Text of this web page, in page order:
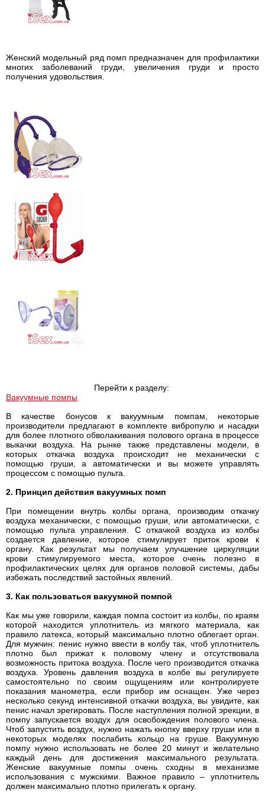
Женский модельный ряд помп предназначен для профилактики
многих заболеваний груди, увеличения груди и просто
получения удовольствия.
Перейти к разделу:
Вакуумные помпы
В качестве бонусов к вакуумным помпам, некоторые
производители предлагают в комплекте вибропулю и насадки
для более плотного обволакивания полового органа в процессе
выкачки воздуха. На рынке также представлены модели, в
которых откачка воздуха происходит не механически с
помощью груши, а автоматически и вы можете управлять
процессом с помощью пульта.
2. Принцип действия вакуумных помп
При помещении внутрь колбы органа, производим откачку
воздуха механически, с помощью груши, или автоматически, с
помощью пульта управления. С откачкой воздуха из колбы
создается давление, которое стимулирует приток крови к
органу. Как результат мы получаем улучшение циркуляции
крови стимулируемого места, которое очень полезно в
профилактических целях для органов половой системы, дабы
избежать последствий застойных явлений.
3. Как пользоваться вакуумной помпой
Как мы уже говорили, каждая помпа состоит из колбы, по краям
которой находится уплотнитель из мягкого материала, как
правило латекса, который максимально плотно облегает орган.
Для мужчин: пенис нужно ввести в колбу так, чтоб уплотнитель
плотно был прижат к половому члену и отсутствовала
возможность притока воздуха. После чего производится откачка
воздуха. Уровень давления воздуха в колбе вы регулируете
самостоятельно по своим ощущениям или контролируете
показания манометра, если прибор им оснащен. Уже через
несколько секунд интенсивной откачки воздуха, вы увидите, как
пенис начал эрегировать. После наступления полной эрекции, в
помпу запускается воздух для освобождения полового члена.
Чтоб запустить воздух, нужно нажать кнопку вверху груши или в
некоторых моделях послабить кольцо на груше. Вакуумную
помпу нужно использовать не более 20 минут и желательно
каждый день для достижения максимального результата.
Женские вакуумные помпы очень сходны в механизме
использования с мужскими. Важное правило – уплотнитель
должен максимально плотно прилегать к органу.